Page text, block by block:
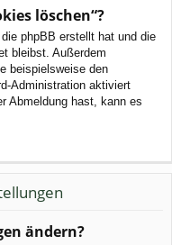
löschen“?
phpBB erstellt hat und die
bleibst. Außerdem
beispielsweise den
Administration aktiviert
Abmeldung hast, kann es
ändern?